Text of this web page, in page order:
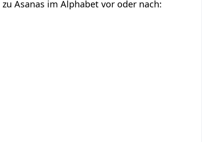
Asanas im Alphabet vor oder nach: